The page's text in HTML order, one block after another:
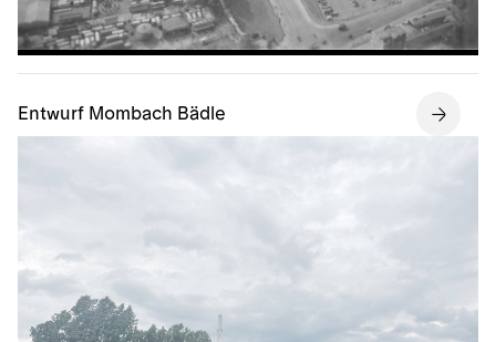
Entwurf Mombach Bädle